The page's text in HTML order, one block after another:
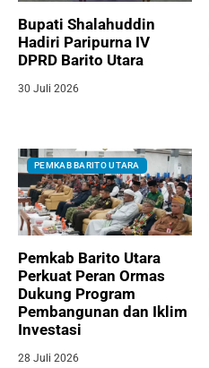
Bupati Shalahuddin
Hadiri Paripurna IV
DPRD Barito Utara
30 Juli 2026
PEMKAB BARITO UTARA
Pemkab Barito Utara
Perkuat Peran Ormas
Dukung Program
Pembangunan dan Iklim
Investasi
28 Juli 2026